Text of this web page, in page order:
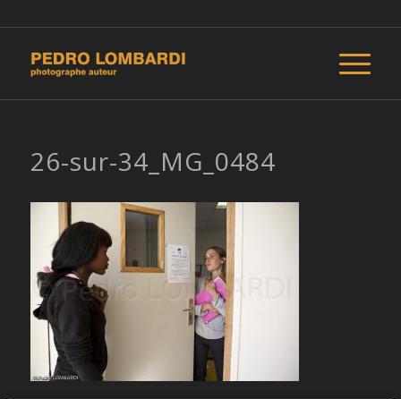
26-sur-34_MG_0484